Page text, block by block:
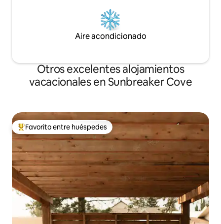
Aire acondicionado
Otros excelentes alojamientos
vacacionales en Sunbreaker Cove
De los mejores en Favorito entre huéspedes
Favorito entre huéspedes